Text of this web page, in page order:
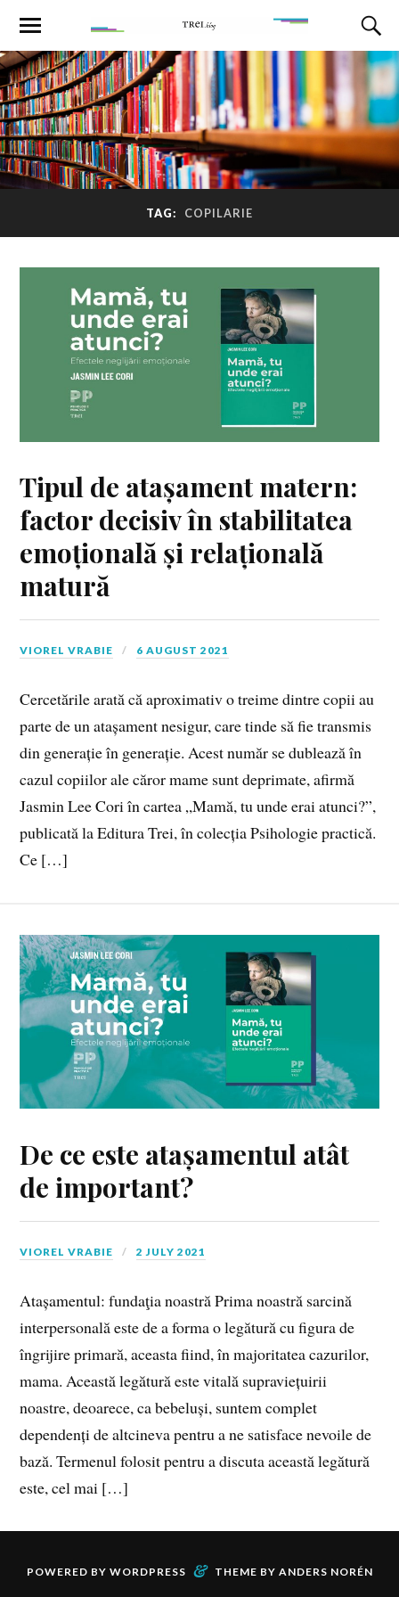
TAG: COPILARIE
Tipul de atașament matern:
factor decisiv în stabilitatea
emoțională și relațională
matură
VIOREL VRABIE 6 AUGUST 2021
Cercetările arată că aproximativ o treime dintre copii au
parte de un atașament nesigur, care tinde să fie transmis
din generație în generație. Acest număr se dublează în
cazul copiilor ale căror mame sunt deprimate, afirmă
Jasmin Lee Cori în cartea „Mamă, tu unde erai atunci?”,
publicată la Editura Trei, în colecția Psihologie practică.
Ce […]
De ce este atașamentul atât
de important?
VIOREL VRABIE 2 JULY 2021
Atașamentul: fundaţia noastră Prima noastră sarcină
interpersonală este de a forma o legătură cu figura de
îngrijire primară, aceasta fiind, în majoritatea cazurilor,
mama. Această legătură este vitală supraviețuirii
noastre, deoarece, ca bebeluși, suntem complet
dependenți de altcineva pentru a ne satisface nevoile de
bază. Termenul folosit pentru a discuta această legătură
este, cel mai […]
POWERED BY WORDPRESS & THEME BY ANDERS NORÉN